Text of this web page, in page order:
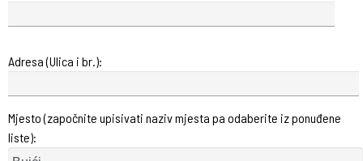
Adresa (Ulica i br.):
Mjesto (započnite upisivati naziv mjesta pa odaberite iz ponuđene
liste):